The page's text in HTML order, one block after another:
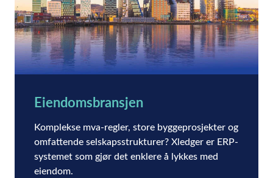
Eiendomsbransjen
Komplekse mva-regler, store byggeprosjekter og
omfattende selskapsstrukturer? Xledger er ERP-
systemet som gjør det enklere å lykkes med
eiendom.